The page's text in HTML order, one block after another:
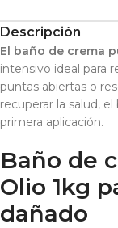
Descripción
El baño de crema
intensivo ideal para
puntas abiertas o
recuperar la salud,
primera aplicación.
Baño de
Olio 1kg
dañado